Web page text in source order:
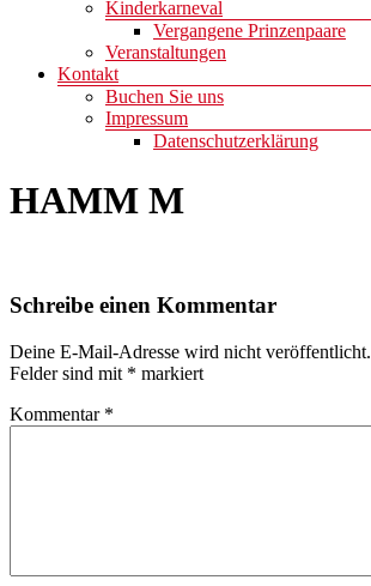
Kinderkarneval
Vergangene Prinzenpaare
Veranstaltungen
Kontakt
Buchen Sie uns
Impressum
Datenschutzerklärung
HAMM M
Schreibe einen Kommentar
Deine E-Mail-Adresse wird nicht veröffentlicht.
Felder sind mit * markiert
Kommentar *